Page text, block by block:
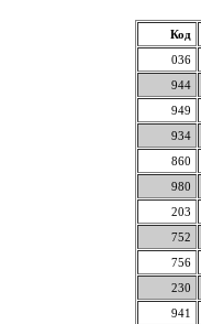
Код
036
944
949
934
860
980
203
752
756
230
941